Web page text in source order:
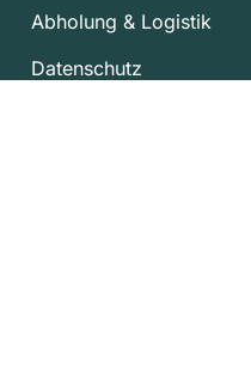
Abholung & Logistik
Datenschutz